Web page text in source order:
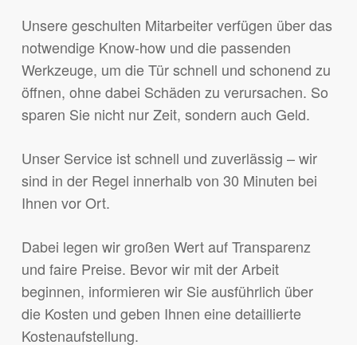
Unsere geschulten Mitarbeiter verfügen über das
notwendige Know-how und die passenden
Werkzeuge, um die Tür schnell und schonend zu
öffnen, ohne dabei Schäden zu verursachen. So
sparen Sie nicht nur Zeit, sondern auch Geld.
Unser Service ist schnell und zuverlässig – wir
sind in der Regel innerhalb von 30 Minuten bei
Ihnen vor Ort.
Dabei legen wir großen Wert auf Transparenz
und faire Preise. Bevor wir mit der Arbeit
beginnen, informieren wir Sie ausführlich über
die Kosten und geben Ihnen eine detaillierte
Kostenaufstellung.